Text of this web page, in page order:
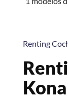
Renting
Kona